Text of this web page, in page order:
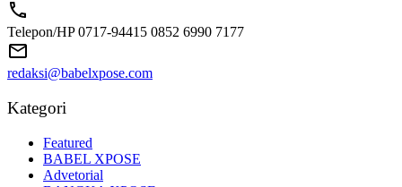
Telepon/HP 0717-94415 0852 6990 7177
redaksi@babelxpose.com
Kategori
Featured
BABEL XPOSE
Advetorial